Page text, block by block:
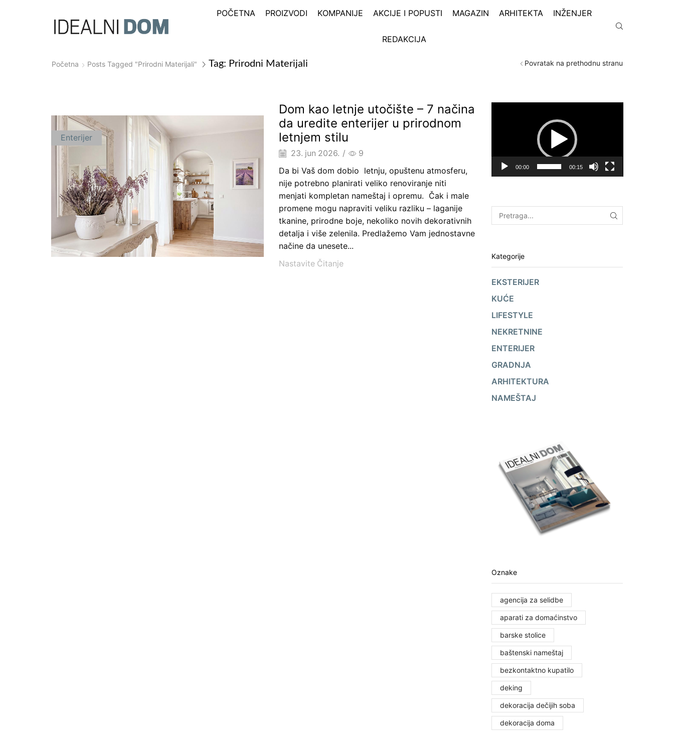
POČETNA PROIZVODI KOMPANIJE AKCIJE I POPUSTI MAGAZIN ARHITEKTA INŽENJER
REDAKCIJA
Povratak na prethodnu stranu
Početna Posts Tagged "prirodni Materijali" Tag: Prirodni Materijali
Enterijer
Dom kao letnje utočište – 7 načina
da uredite enterijer u prirodnom
letnjem stilu
23. jun 2026. / 9
Da bi Vaš dom dobio letnju, opuštenu atmosferu,
nije potrebno planirati veliko renoviranje niti
menjati kompletan nameštaj i opremu. Čak i male
promene mogu napraviti veliku razliku – laganije
tkanine, prirodne boje, nekoliko novih dekorativnih
detalja i više zelenila. Predlažemo Vam jednostavne
načine da unesete...
Nastavite Čitanje
00:00 00:15
Kategorije
EKSTERIJER
KUĆE
LIFESTYLE
NEKRETNINE
ENTERIJER
GRADNJA
ARHITEKTURA
NAMEŠTAJ
Oznake
agencija za selidbe
aparati za domaćinstvo
barske stolice
baštenski nameštaj
bezkontaktno kupatilo
deking
dekoracija dečijih soba
dekoracija doma